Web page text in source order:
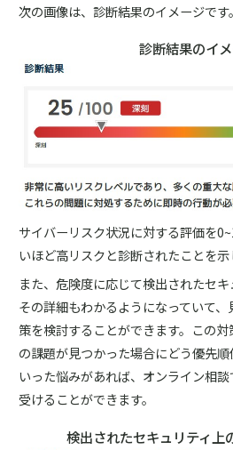
次の画像は、診断結果のイメージです。
診断結果のイ
サイバーリスク状況に対する評価を
いほど高リスクと診断されたことを示
また、危険度に応じて検出されたセ
その詳細もわかるようになっていて
策を検討することができます。この
の課題が見つかった場合にどう優先
いった悩みがあれば、オンライン相
受けることができます。
検出されたセキュリティ上